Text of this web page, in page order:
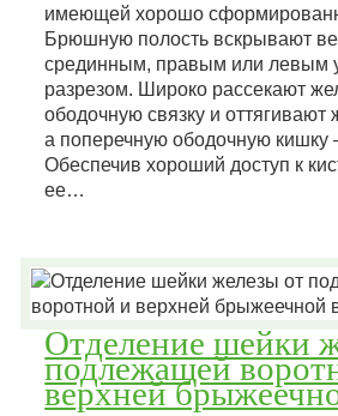
имеющей хорошо
Брюшную полость вскрывают
срединным, правым или левым
разрезом. Широко рассекают
ободочную связку и оттягивают
а поперечную ободочную кишку
Обеспечив хороший доступ к
ее…
Отделение шейки
подлежащей
верхней